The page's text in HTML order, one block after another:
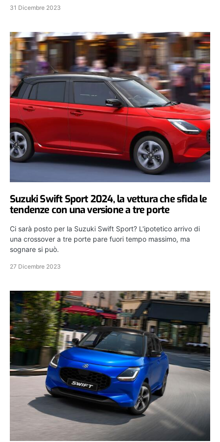
31 Dicembre 2023
Suzuki Swift Sport 2024, la vettura che sfida le
tendenze con una versione a tre porte
Ci sarà posto per la Suzuki Swift Sport? L'ipotetico arrivo di
una crossover a tre porte pare fuori tempo massimo, ma
sognare si può.
27 Dicembre 2023